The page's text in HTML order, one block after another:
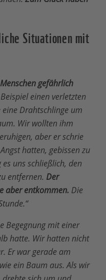
Situationen mit
gefährlich
einen verletzten
Drahtschlinge um
Wir wollten ihm
aber er schrie
hatten, gebissen zu
uns schließlich, den
entfernen. Der
aber entkommen. Die
Begegnung mit einer
hatte. Wir hatten nicht
Er war gerade am
ein Baum aus. Als wir